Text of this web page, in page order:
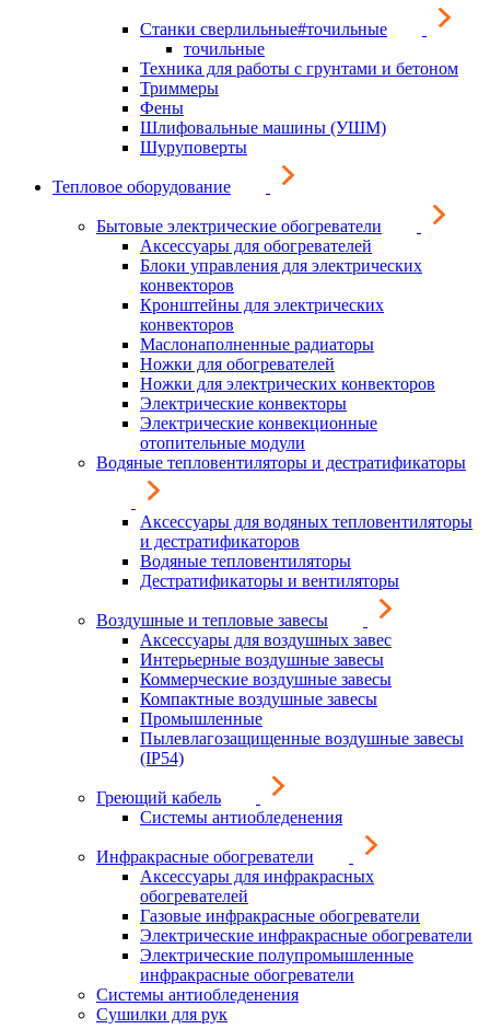
Станки сверлильные#точильные
точильные
Техника для работы с грунтами и бетоном
Триммеры
Фены
Шлифовальные машины (УШМ)
Шуруповерты
Тепловое оборудование
Бытовые электрические обогреватели
Аксессуары для обогревателей
Блоки управления для электрических
конвекторов
Кронштейны для электрических
конвекторов
Маслонаполненные радиаторы
Ножки для обогревателей
Ножки для электрических конвекторов
Электрические конвекторы
Электрические конвекционные
отопительные модули
Водяные тепловентиляторы и дестратификаторы
Аксессуары для водяных тепловентиляторы
и дестратификаторов
Водяные тепловентиляторы
Дестратификаторы и вентиляторы
Воздушные и тепловые завесы
Аксессуары для воздушных завес
Интерьерные воздушные завесы
Коммерческие воздушные завесы
Компактные воздушные завесы
Промышленные
Пылевлагозащищенные воздушные завесы
(IP54)
Греющий кабель
Системы антиобледенения
Инфракрасные обогреватели
Аксессуары для инфракрасных
обогревателей
Газовые инфракрасные обогреватели
Электрические инфракрасные обогреватели
Электрические полупромышленные
инфракрасные обогреватели
Системы антиобледенения
Сушилки для рук